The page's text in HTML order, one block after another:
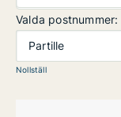
Valda postnummer:
Partille
Nollställ